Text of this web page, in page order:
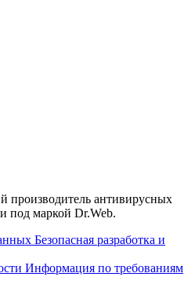
производитель антивирусных
под маркой Dr.Web.
Безопасная разработка и
Информация по требованиям